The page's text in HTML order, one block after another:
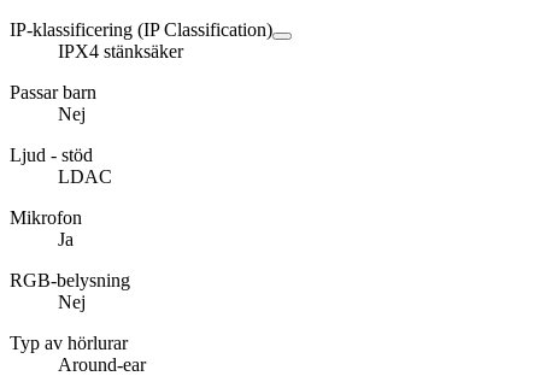
IP-klassificering (IP Classification)
IPX4 stänksäker
Passar barn
Nej
Ljud - stöd
LDAC
Mikrofon
Ja
RGB-belysning
Nej
Typ av hörlurar
Around-ear